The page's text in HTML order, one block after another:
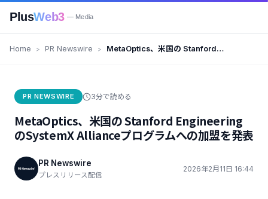
PlusWeb3 — Media
Home PR Newswire
MetaOptics、米国の Stanford
PR NEWSWIRE 3分で読める
MetaOptics、米国の Stanford Engineering
のSystemX Allianceプログラムへの加盟を発表
PR Newswire
プレスリリース配信
2026年2月11日 16:44